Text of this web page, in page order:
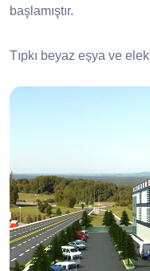
başlamıştır.
Tıpkı beyaz eşya ve
olduğumuz tüm
tamir işlemlerini, usta
Vizyonumuz
Halı bakımında,
bakım ve temizlik